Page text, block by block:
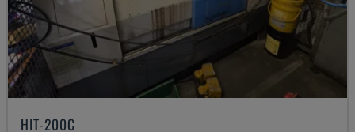
HIT-200C